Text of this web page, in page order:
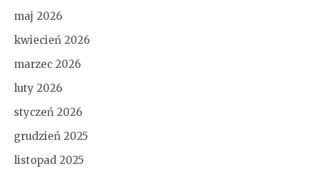
maj 2026
kwiecień 2026
marzec 2026
luty 2026
styczeń 2026
grudzień 2025
listopad 2025